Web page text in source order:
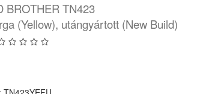
BROTHER TN423
(Yellow), utángyártott (New Build)